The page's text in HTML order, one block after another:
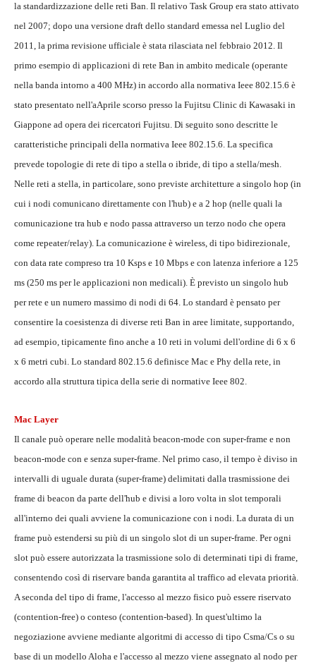
la standardizzazione delle reti Ban. Il relativo Task Group era stato attivato
nel 2007; dopo una versione draft dello standard emessa nel Luglio del
2011, la prima revisione ufficiale è stata rilasciata nel febbraio 2012. Il
primo esempio di applicazioni di rete Ban in ambito medicale (operante
nella banda intorno a 400 MHz) in accordo alla normativa Ieee 802.15.6 è
stato presentato nell'aAprile scorso presso la Fujitsu Clinic di Kawasaki in
Giappone ad opera dei ricercatori Fujitsu. Di seguito sono descritte le
caratteristiche principali della normativa Ieee 802.15.6. La specifica
prevede topologie di rete di tipo a stella o ibride, di tipo a stella/mesh.
Nelle reti a stella, in particolare, sono previste architetture a singolo hop (in
cui i nodi comunicano direttamente con l'hub) e a 2 hop (nelle quali la
comunicazione tra hub e nodo passa attraverso un terzo nodo che opera
come repeater/relay). La comunicazione è wireless, di tipo bidirezionale,
con data rate compreso tra 10 Ksps e 10 Mbps e con latenza inferiore a 125
ms (250 ms per le applicazioni non medicali). È previsto un singolo hub
per rete e un numero massimo di nodi di 64. Lo standard è pensato per
consentire la coesistenza di diverse reti Ban in aree limitate, supportando,
ad esempio, tipicamente fino anche a 10 reti in volumi dell'ordine di 6 x 6
x 6 metri cubi. Lo standard 802.15.6 definisce Mac e Phy della rete, in
accordo alla struttura tipica della serie di normative Ieee 802.
Mac Layer
Il canale può operare nelle modalità beacon-mode con super-frame e non
beacon-mode con e senza super-frame. Nel primo caso, il tempo è diviso in
intervalli di uguale durata (super-frame) delimitati dalla trasmissione dei
frame di beacon da parte dell'hub e divisi a loro volta in slot temporali
all'interno dei quali avviene la comunicazione con i nodi. La durata di un
frame può estendersi su più di un singolo slot di un super-frame. Per ogni
slot può essere autorizzata la trasmissione solo di determinati tipi di frame,
consentendo così di riservare banda garantita al traffico ad elevata priorità.
A seconda del tipo di frame, l'accesso al mezzo fisico può essere riservato
(contention-free) o conteso (contention-based). In quest'ultimo la
negoziazione avviene mediante algoritmi di accesso di tipo Csma/Cs o su
base di un modello Aloha e l'accesso al mezzo viene assegnato al nodo per